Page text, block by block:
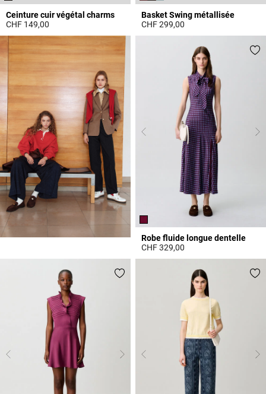
Ceinture cuir végétal charms
CHF 149,00
4.5 out of 5 Customer Rating
Basket Swing métallisée
CHF 299,00
4.2 out of 5 Customer Rating
Robe fluide longue dentelle
CHF 329,00